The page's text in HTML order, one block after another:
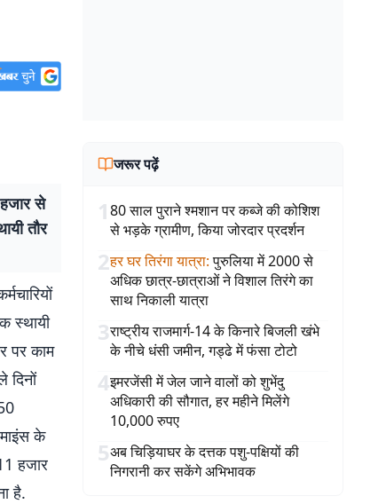
से
तौर
स्थायी
पर काम
दिनों
के
हजार
है.
जरूर पढ़ें
180 साल पुराने श्मशान पर कब्जे की कोशिश
से भड़के ग्रामीण, किया जोरदार प्रदर्शन
2हर घर तिरंगा यात्रा: पुरुलिया में 2000 से
अधिक छात्र-छात्राओं ने विशाल तिरंगे का
साथ निकाली यात्रा
3राष्ट्रीय राजमार्ग-14 के किनारे बिजली खंभे
के नीचे धंसी जमीन, गड्ढे में फंसा टोटो
4इमरजेंसी में जेल जाने वालों को शुभेंदु
अधिकारी की सौगात, हर महीने मिलेंगे
10,000 रुपए
5अब चिड़ियाघर के दत्तक पशु-पक्षियों की
निगरानी कर सकेंगे अभिभावक